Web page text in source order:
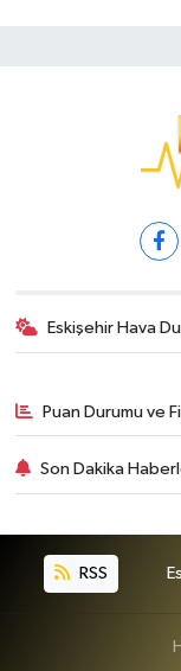
Eskişehir Hava
Puan Durumu ve
Son Dakika
RSS